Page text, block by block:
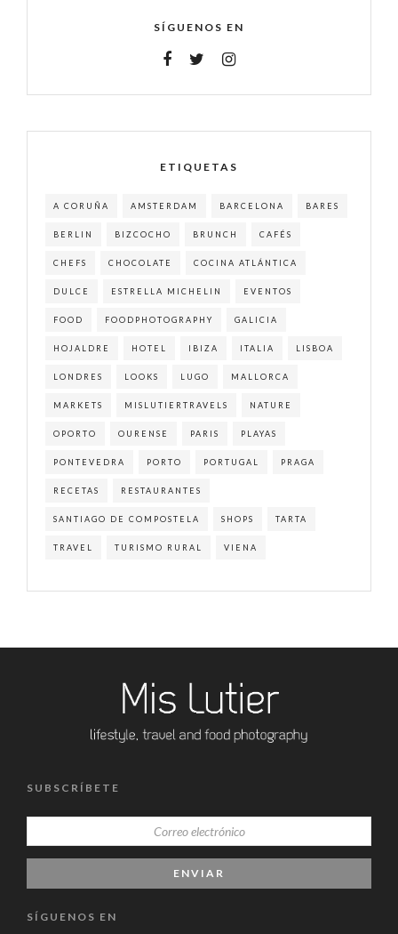
SÍGUENOS EN
ETIQUETAS
A CORUÑA AMSTERDAM BARCELONA BARES
BERLIN BIZCOCHO BRUNCH CAFÉS
CHEFS CHOCOLATE COCINA ATLÁNTICA
DULCE ESTRELLA MICHELIN EVENTOS
FOOD FOODPHOTOGRAPHY GALICIA
HOJALDRE HOTEL IBIZA ITALIA LISBOA
LONDRES LOOKS LUGO MALLORCA
MARKETS MISLUTIERTRAVELS NATURE
OPORTO OURENSE PARIS PLAYAS
PONTEVEDRA PORTO PORTUGAL PRAGA
RECETAS RESTAURANTES
SANTIAGO DE COMPOSTELA SHOPS TARTA
TRAVEL TURISMO RURAL VIENA
SUBSCRÍBETE
SÍGUENOS EN